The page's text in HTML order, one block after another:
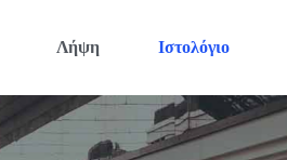
Λήψη Ιστολόγιο